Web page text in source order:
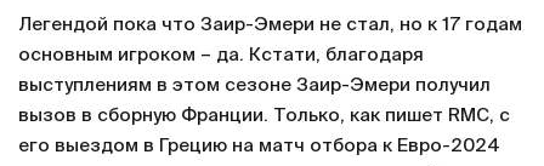
Легендой пока что Заир-Эмери не стал, но к 17 годам
основным игроком – да. Кстати, благодаря
выступлениям в этом сезоне Заир-Эмери получил
вызов в сборную Франции. Только, как пишет RMC, с
его выездом в Грецию на матч отбора к Евро-2024